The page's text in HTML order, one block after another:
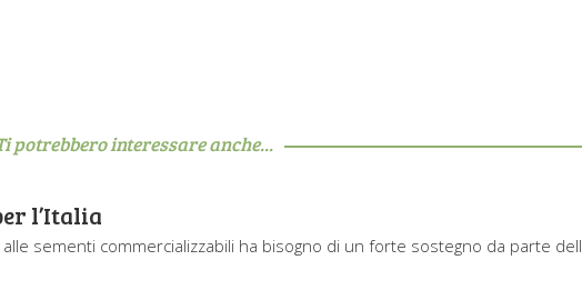
potrebbero interessare anche...
l’Italia
sementi commercializzabili ha bisogno di un forte sostegno da parte